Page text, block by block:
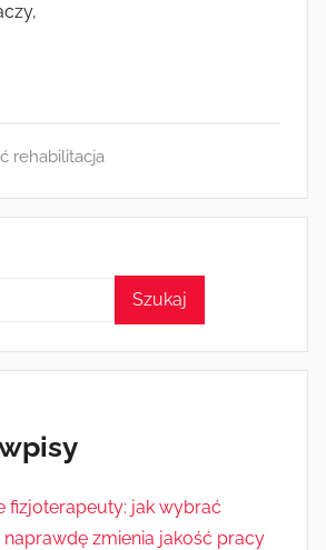
rehabilitacja
Szukaj
fizjoterapeuty: jak wybrać
naprawdę zmienia jakość pracy